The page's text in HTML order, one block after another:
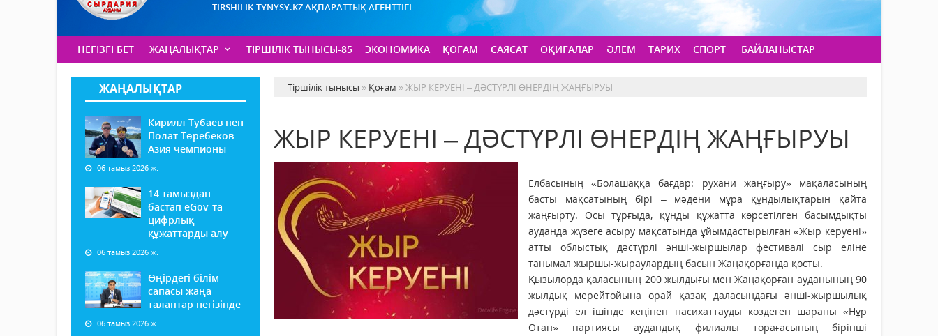
TIRSHILIK-TYNYSY.KZ АҚПАРАТТЫҚ АГЕНТТІГІ
НЕГІЗГІ БЕТ ЖАҢАЛЫҚТАР ТІРШІЛІК ТЫНЫСЫ-85 ЭКОНОМИКА ҚОҒАМ САЯСАТ ОҚИҒАЛАР ӘЛЕМ ТАРИХ СПОРТ БАЙЛАНЫСТАР
ЖАҢАЛЫҚТАР
Кирилл Тубаев пен
Полат Төребеков
Азия чемпионы
06 тамыз 2026 ж.
14 тамыздан
бастап еGov-та
цифрлық
құжаттарды алу
06 тамыз 2026 ж.
Өңірдегі білім
сапасы жаңа
талаптар негізінде
06 тамыз 2026 ж.
Тіршілік тынысы » Қоғам » ЖЫР КЕРУЕНІ – ДӘСТҮРЛІ ӨНЕРДІҢ ЖАҢҒЫРУЫ
ЖЫР КЕРУЕНІ – ДӘСТҮРЛІ ӨНЕРДІҢ ЖАҢҒЫРУЫ
Елбасының «Болашаққа бағдар: рухани жаңғыру» мақаласының
басты мақсатының бірі – мәдени мұра құндылықтарын қайта
жаңғырту. Осы тұрғыда, құнды құжатта көрсетілген басымдықты
ауданда жүзеге асыру мақсатында ұйымдастырылған «Жыр керуені»
атты облыстық дәстүрлі әнші-жыршылар фестивалі сыр еліне
танымал жыршы-жыраулардың басын Жаңақорғанда қосты.
Қызылорда қаласының 200 жылдығы мен Жаңақорған ауданының 90
жылдық мерейтойына орай қазақ даласындағы әнші-жыршылық
дәстүрді ел ішінде кеңінен насихаттауды көздеген шараны «Нұр
Отан» партиясы аудандық филиалы төрағасының бірінші